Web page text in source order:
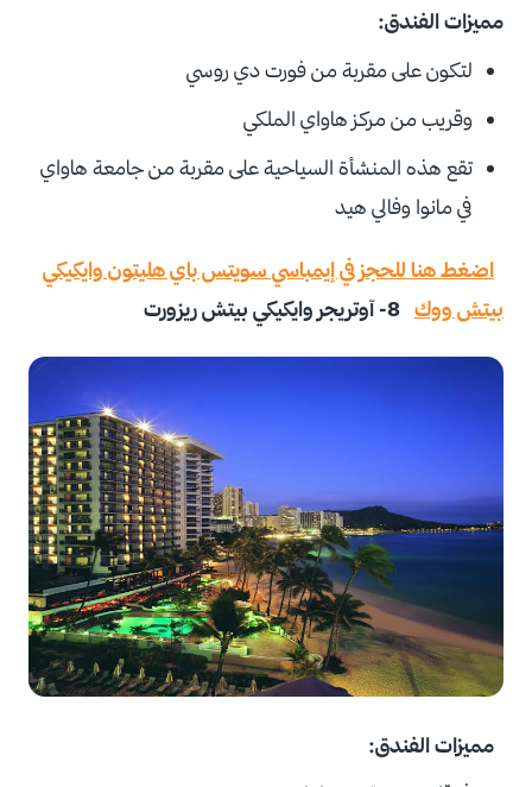
مميزات الفندق:
لتكون على مقربة من فورت دي روسي
وقريب من مركز هاواي الملكي
تقع هذه المنشأة السياحية على مقربة من جامعة هاواي
في مانوا وفالي هيد
اضغط هنا للحجز في إيمباسي سويتس باي هليتون وايكيكي
بيتش ووك 8- آوتريجر وايكيكي بيتش ريزورت
مميزات الفندق: